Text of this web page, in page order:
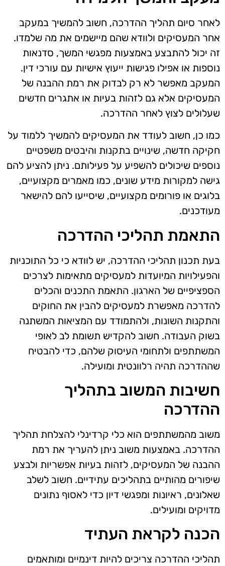
לאחר סיום תהליך ההדרכה, חשוב להמשיך במעקב
אחר המעסיקים ולוודא שהם מיישמים את מה שלמדו.
זה יכול להתבצע באמצעות מפגשי המשך, סדנאות
נוספות או אפילו פגישות ייעוץ אישיות עם עורכי דין.
המעקב מאפשר לא רק לבדוק את רמת ההבנה של
המעסיקים אלא גם לזהות בעיות או אתגרים חדשים
שעלולים לצוץ לאחר ההדרכה.
כמו כן, חשוב לעודד את המעסיקים להמשיך ללמוד על
חקיקה חדשה, שינויים בתקנות והיבטים משפטיים
נוספים שיכולים להשפיע על פעילותם. ניתן להציע להם
גישה למקורות מידע שונים, כמו מאמרים מקצועיים,
בלוגים או פורומים מקצועיים, שיסייעו להם להישאר
מעודכנים.
התאמת תהליכי ההדרכה
בעת תכנון תהליכי ההדרכה, יש לוודא כי כל התוכניות
והפעילויות המיועדות למעסיקים מתאימות לצרכים
הספציפיים של הארגון. התאמת התכנים והכלים
להדרכה מאפשרת למעסיקים להבין את החוקים
והתקנות השונות, ולהתמודד עם המציאות המשתנה
בשוק העבודה. חשוב להקדיש תשומת לב לאופי
המשתתפים ולתחומי העיסוק שלהם, כדי להבטיח
שההדרכה תהיה רלוונטית ומועילה.
חשיבות המשוב בתהליך
ההדרכה
משוב מהמשתתפים הוא כלי קרדינלי להצלחת תהליך
ההדרכה. באמצעות משוב ניתן להעריך את רמת
ההבנה של המעסיקים, לזהות בעיות אפשריות ולבצע
שיפורים מהותיים בתהליכים עתידיים. חשוב לשלב
שאלונים, ראיונות ומפגשי דיון כדי לאסוף נתונים
מדויקים ומועילים.
הכנה לקראת העתיד
תהליכי ההדרכה צריכים להיות דינמיים ומותאמים